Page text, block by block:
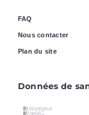
FAQ
Nous contacter
Plan du site
Données de